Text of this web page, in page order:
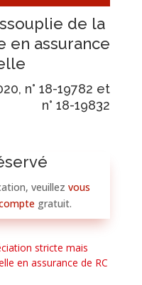
de la
en assurance
n° 18-19782 et
n° 18-19832
veuillezvous
gratuit.
stricte mais
en assurance de RC